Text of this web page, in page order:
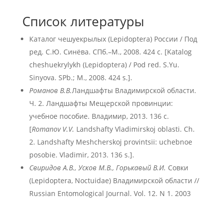
Список литературы
Каталог чешуекрылых (Lepidoptera) России / Под
ред. С.Ю. Синёва. СПб.–М., 2008. 424 с. [Katalog
cheshuekrylykh (Lepidoptera) / Pod red. S.Yu.
Sinyova. SPb.; M., 2008. 424 s.].
Романов В.В.Ландшафты Владимирской области.
Ч. 2. Ландшафты Мещерской провинции:
учебное пособие. Владимир, 2013. 136 с.
[RomanovV.V. Landshafty Vladimirskoj oblasti. Ch.
2. Landshafty Meshcherskoj provintsii: uchebnoe
posobie. Vladimir, 2013. 136 s.].
Свиридов А.В., Усков М.В., Горькавый В.И. Совки
(Lepidoptera, Noctuidae) Владимирской области //
Russian Entomological Journal. Vol. 12. N 1. 2003